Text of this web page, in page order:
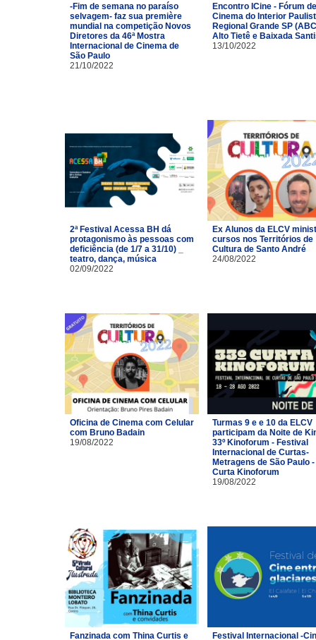
-Fim de semana no paraíso
selvagem- faz sua première
mundial na competição Novos
Diretores da 46ª Mostra
Internacional de Cinema de
São Paulo
21/10/2022
Encontro ICine - Fórum de
Cinema do Interior
Regional Grande SP
Alto Tietê e Baixada
13/10/2022
2ª Festival Acessa BH dá
protagonismo às pessoas com
deficiência (de 1/7 a 31/10) _
teatro, dança, música
02/09/2022
Ex Alunos da ELCV
cursos nos Territórios de
Cultura de Santo André
24/08/2022
Oficina de Cinema com Celular
com Bruno Badain
19/08/2022
Turmas 9 e e 10 da ELCV
participam da Noite de
33º Kinoforum - Festival
Internacional de Curtas-
Metragens de São Paulo -
Curta Kinoforum
19/08/2022
Fanzinada com Thina Curtis e
Festival Internacional -